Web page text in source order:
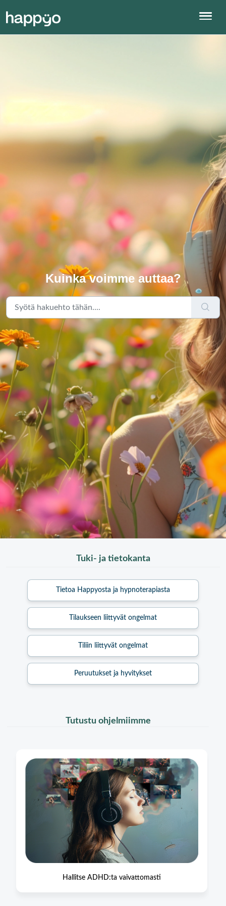
Kuinka voimme auttaa?
Tuki- ja tietokanta
Tietoa Happyosta ja hypnoterapiasta
Tilaukseen liittyvät ongelmat
Tiliin liittyvät ongelmat
Peruutukset ja hyvitykset
Tutustu ohjelmiimme
Hallitse ADHD:ta vaivattomasti